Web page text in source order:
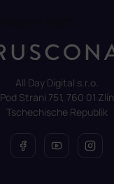
All Day Digital s.r.o.
Pod Strani 751, 760 01 Zlín
Tschechische Republik